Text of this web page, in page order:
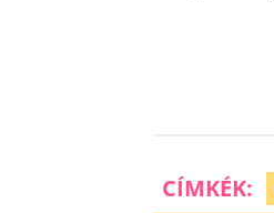
CÍMKÉK: